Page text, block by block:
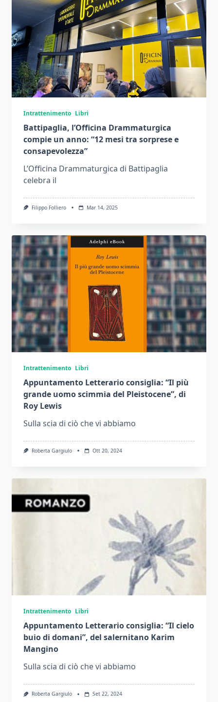
Intrattenimento Libri
Battipaglia, l’Officina Drammaturgica
compie un anno: “12 mesi tra sorprese e
consapevolezza”
L’Officina Drammaturgica di Battipaglia
celebra il
Filippo Folliero Mar 14, 2025
Intrattenimento Libri
Appuntamento Letterario consiglia: “Il più
grande uomo scimmia del Pleistocene”, di
Roy Lewis
Sulla scia di ciò che vi abbiamo
Roberta Gargiulo Ott 20, 2024
Intrattenimento Libri
Appuntamento Letterario consiglia: “Il cielo
buio di domani”, del salernitano Karim
Mangino
Sulla scia di ciò che vi abbiamo
Roberta Gargiulo Set 22, 2024